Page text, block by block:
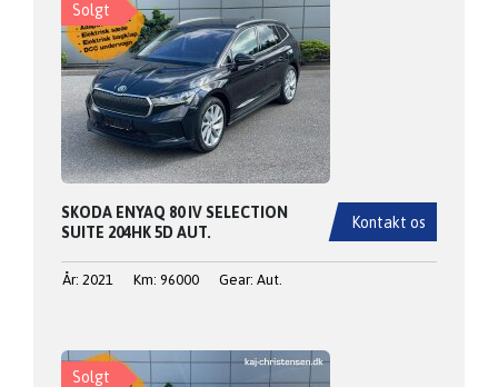
Kontakt os
SKODA ENYAQ 80 IV SELECTION
SUITE 204HK 5D AUT.
År: 2021 Km: 96000 Gear: Aut.
Solgt
Solgt